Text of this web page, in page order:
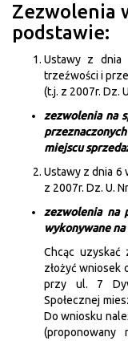
Zezwolenia
podstawie:
Ustawy z dnia
trzeźwości i
(t.j. z 2007r. Dz.
zezwolenia na
miejscu
Ustawy z dnia 6
z 2007r. Dz. U.
zezwolenia na
wykonywane
Chcąc
złożyć wniosek
przy ul. 7
Społecznej
Do wniosku
(proponowany